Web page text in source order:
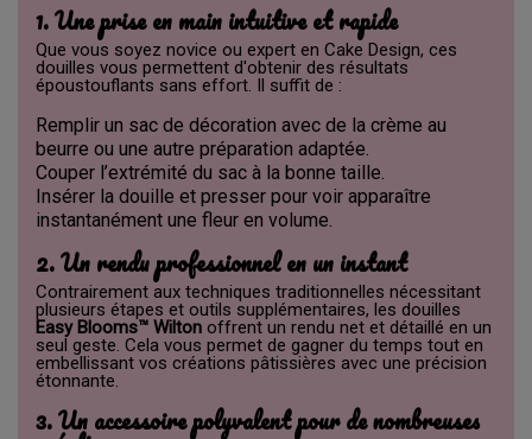
1. Une prise en main intuitive et rapide
Que vous soyez novice ou expert en Cake Design, ces
douilles vous permettent d'obtenir des résultats
époustouflants sans effort. Il suffit de :
Remplir un sac de décoration avec de la crème au
beurre ou une autre préparation adaptée.
Couper l’extrémité du sac à la bonne taille.
Insérer la douille et presser pour voir apparaître
instantanément une fleur en volume.
2. Un rendu professionnel en un instant
Contrairement aux techniques traditionnelles nécessitant
plusieurs étapes et outils supplémentaires, les douilles
Easy Blooms™ Wilton offrent un rendu net et détaillé en un
seul geste. Cela vous permet de gagner du temps tout en
embellissant vos créations pâtissières avec une précision
étonnante.
3. Un accessoire polyvalent pour de nombreuses